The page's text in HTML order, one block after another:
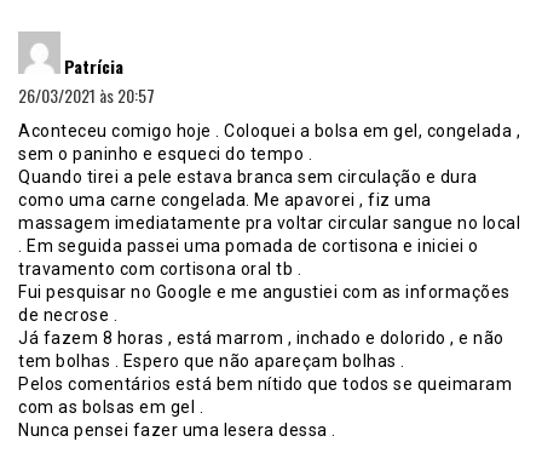
Patrícia
26/03/2021 às 20:57
Aconteceu comigo hoje . Coloquei a bolsa em gel, congelada ,
sem o paninho e esqueci do tempo .
Quando tirei a pele estava branca sem circulação e dura
como uma carne congelada. Me apavorei , fiz uma
massagem imediatamente pra voltar circular sangue no local
. Em seguida passei uma pomada de cortisona e iniciei o
travamento com cortisona oral tb .
Fui pesquisar no Google e me angustiei com as informações
de necrose .
Já fazem 8 horas , está marrom , inchado e dolorido , e não
tem bolhas . Espero que não apareçam bolhas .
Pelos comentários está bem nítido que todos se queimaram
com as bolsas em gel .
Nunca pensei fazer uma lesera dessa .